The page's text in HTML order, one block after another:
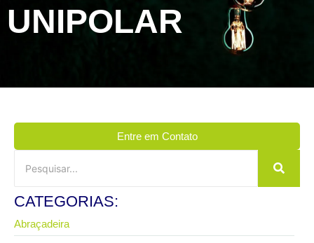
UNIPOLAR
Entre em Contato
CATEGORIAS:
Abraçadeira